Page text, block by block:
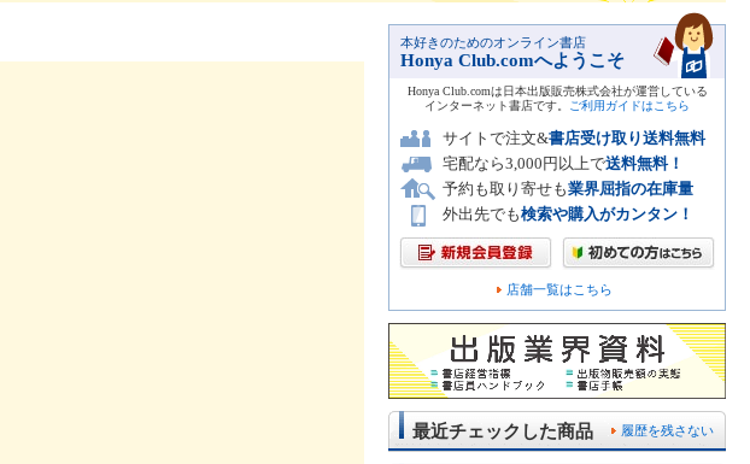
本好きのためのオンライン書店
Honya Club.comへようこそ
Honya Club.comは日本出版販売株式会社が運営している
インターネット書店です。
ご利用ガイドはこちら
サイトで注文&書店受け取り送料無料
宅配なら3,000円以上で送料無料！
予約も取り寄せも業界屈指の在庫量
外出先でも検索や購入がカンタン！
店舗一覧はこちら
履歴を残さない
最近チェックした商品